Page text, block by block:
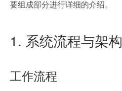
要组成部分进行详细的介绍。
1. 系统流程与架构
工作流程